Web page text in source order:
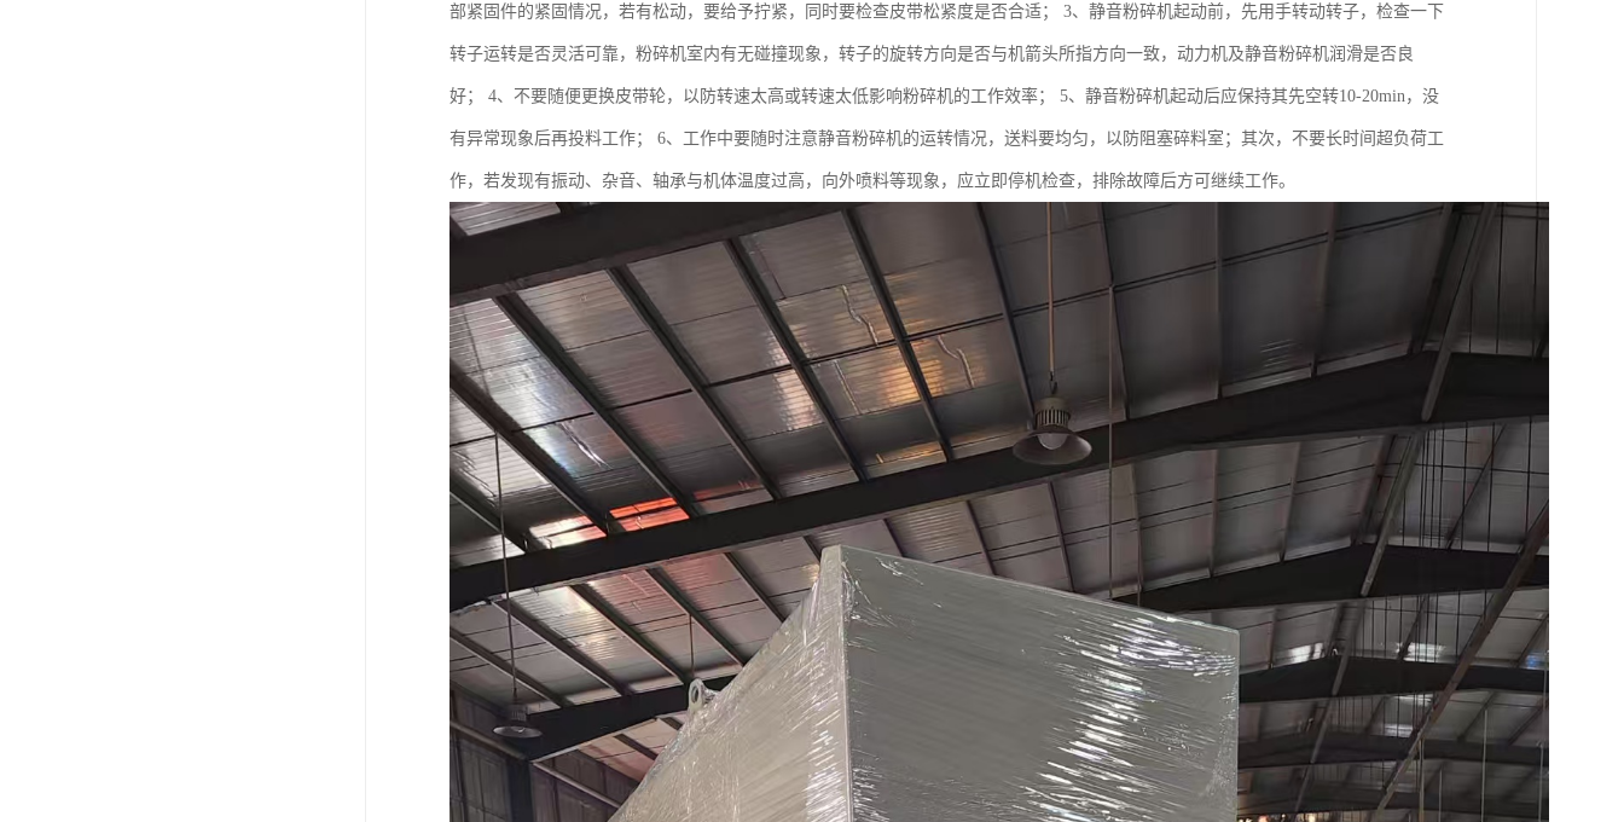
部紧固件的紧固情况，若有松动，要给予拧紧，同时要检查皮带松紧度是否合适； 3、静音粉碎机起动前，先用手转动转子，检查一下
转子运转是否灵活可靠，粉碎机室内有无碰撞现象，转子的旋转方向是否与机箭头所指方向一致，动力机及静音粉碎机润滑是否良
好； 4、不要随便更换皮带轮，以防转速太高或转速太低影响粉碎机的工作效率； 5、静音粉碎机起动后应保持其先空转10-20min，没
有异常现象后再投料工作； 6、工作中要随时注意静音粉碎机的运转情况，送料要均匀，以防阻塞碎料室；其次，不要长时间超负荷工
作，若发现有振动、杂音、轴承与机体温度过高，向外喷料等现象，应立即停机检查，排除故障后方可继续工作。